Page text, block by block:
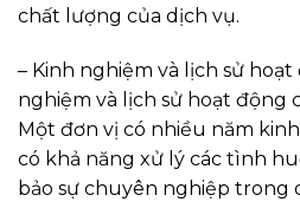
chất lượng của dịch vụ.
– Kinh nghiệm và lịch sử
nghiệm và lịch sử hoạt động
Một đơn vị có nhiều năm
có khả năng xử lý các tình
bảo sự chuyên nghiệp trong